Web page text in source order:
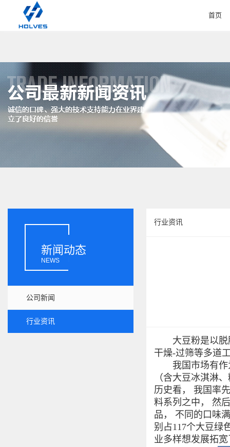
首页
新闻动态
NEWS
公司新闻
行业资讯
行业资讯
大豆粉是以脱脂
干燥-过筛等多道
我国市场有作为
（含大豆冰淇淋
历史看， 我国率
料系列之中， 然
品， 不同的口味
别占117个大豆绿
业多样想发展拓